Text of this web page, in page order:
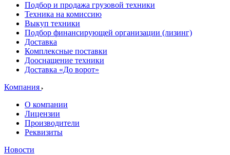
Подбор и продажа грузовой техники
Техника на комиссию
Выкуп техники
Подбор финансирующей организации (лизинг)
Доставка
Комплексные поставки
Дооснащение техники
Доставка «До ворот»
Компания
О компании
Лицензии
Производители
Реквизиты
Новости